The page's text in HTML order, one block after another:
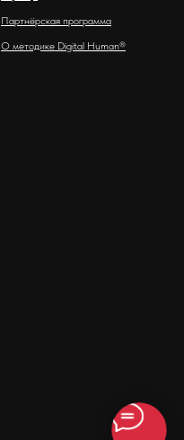
Партнёрская программа
О методике Digital Human®